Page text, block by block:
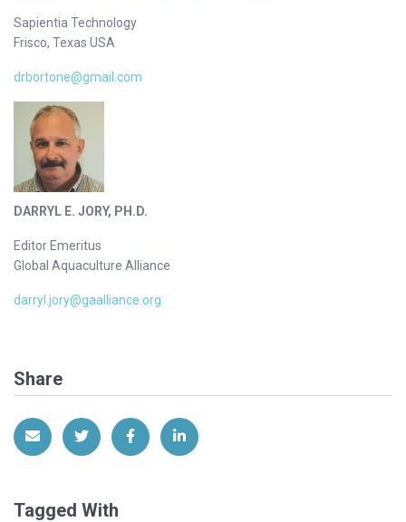
Sapientia Technology
Frisco, Texas USA
drbortone@gmail.com
DARRYL E. JORY, PH.D.
Editor Emeritus
Global Aquaculture Alliance
darryl.jory@gaalliance.org
Share
Share via EmailShare on Twitter
Share on Facebook
Share on LinkedIn
Tagged With